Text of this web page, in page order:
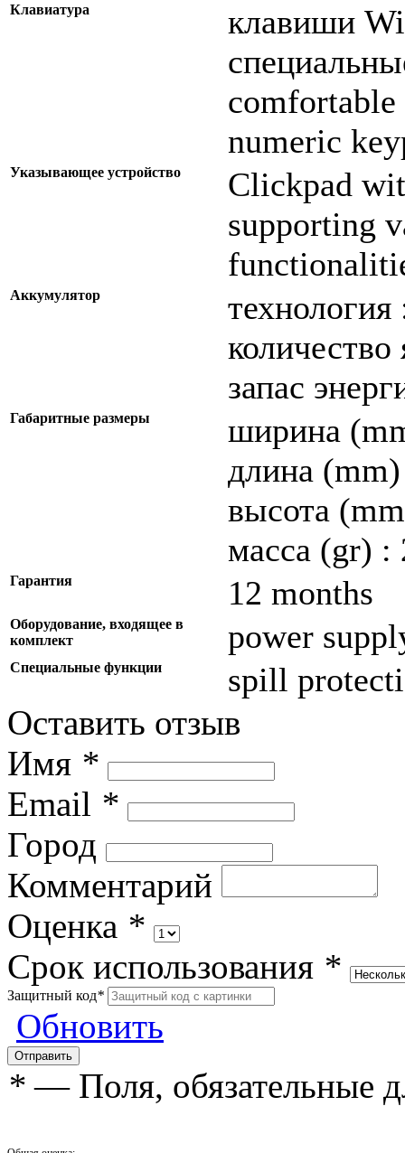
Клавиатура
клавиши
numeric
Указывающее устройство
Clickpad
supporting
Аккумулятор
количество
запас
Габаритные размеры
ширина
длина
высота
масса (gr) :
Гарантия 12 months
Оборудование, входящее в
комплект
power
Специальные функции spill
Оставить отзыв
Имя *
Email *
Город
Комментарий
Оценка *
Срок использования *
Защитный код*
Обновить
* — Поля, обязательные